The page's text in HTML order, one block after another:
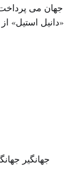
جهان می
«دانیل استیل»
جهانگیر